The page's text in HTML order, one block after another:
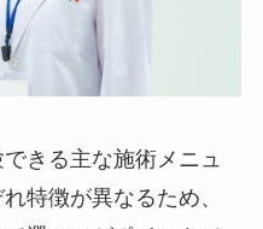
きる主な施術メニュ
特徴が異なるため、